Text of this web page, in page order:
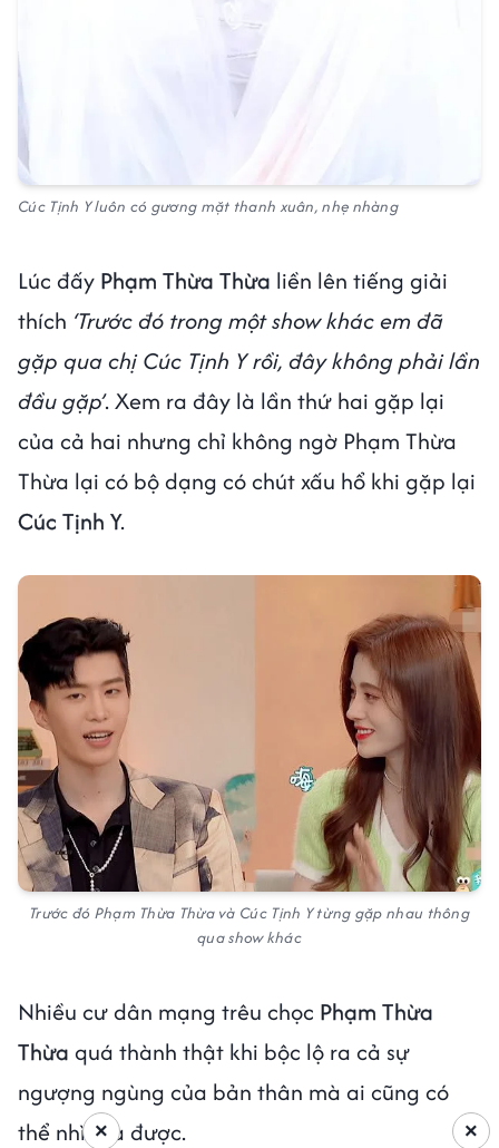
Cúc Tịnh Y luôn có gương mặt thanh xuân, nhẹ nhàng
Lúc đấy Phạm Thừa Thừa liền lên tiếng giải
thích ‘Trước đó trong một show khác em đã
gặp qua chị Cúc Tịnh Y rồi, đây không phải lần
đầu gặp’. Xem ra đây là lần thứ hai gặp lại
của cả hai nhưng chỉ không ngờ Phạm Thừa
Thừa lại có bộ dạng có chút xấu hổ khi gặp lại
Cúc Tịnh Y.
Trước đó Phạm Thừa Thừa và Cúc Tịnh Y từng gặp nhau thông
qua show khác
Nhiều cư dân mạng trêu chọc Phạm Thừa
Thừa quá thành thật khi bộc lộ ra cả sự
ngượng ngùng của bản thân mà ai cũng có
thể nhìn ra được.
×
×